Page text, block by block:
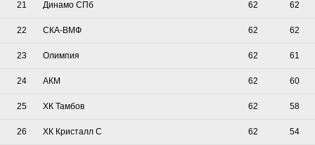
21 Динамо СПб 62 62
22 СКА-ВМФ 62 62
23 Олимпия 62 61
24 АКМ 62 60
25 ХК Тамбов 62 58
26 ХК Кристалл С 62 54